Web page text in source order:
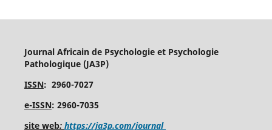
Journal Africain de Psychologie et Psychologie
Pathologique (JA3P)
ISSN: 2960-7027
e-ISSN: 2960-7035
site web: https://ja3p.com/journal